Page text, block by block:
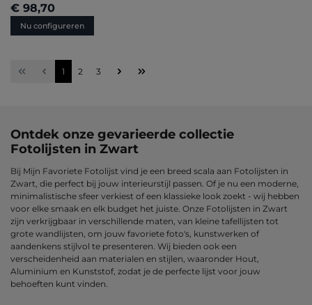
€ 98,70
Nu configureren
Pagina
1 Pagina
2 Pagina
3
Ontdek onze gevarieerde collectie
Fotolijsten in Zwart
Bij Mijn Favoriete Fotolijst vind je een breed scala aan Fotolijsten in
Zwart, die perfect bij jouw interieurstijl passen. Of je nu een moderne,
minimalistische sfeer verkiest of een klassieke look zoekt - wij hebben
voor elke smaak en elk budget het juiste. Onze Fotolijsten in Zwart
zijn verkrijgbaar in verschillende maten, van kleine tafellijsten tot
grote wandlijsten, om jouw favoriete foto's, kunstwerken of
aandenkens stijlvol te presenteren. Wij bieden ook een
verscheidenheid aan materialen en stijlen, waaronder Hout,
Aluminium en Kunststof, zodat je de perfecte lijst voor jouw
behoeften kunt vinden.